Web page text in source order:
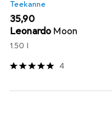
Teekanne
EUR
35,90
Leonardo Moon
1.50 l
4